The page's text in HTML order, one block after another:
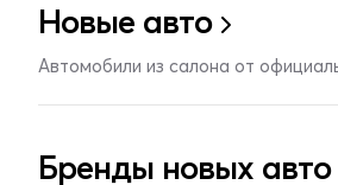
Новые авто
Автомобили из салона от
Бренды новых авто